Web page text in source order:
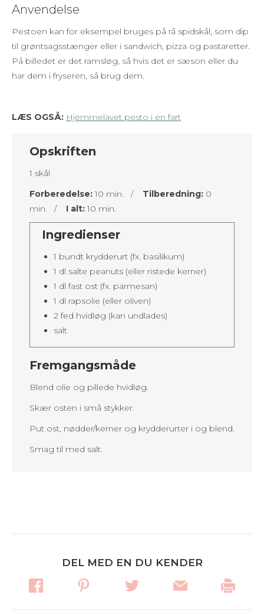
Anvendelse
Pestoen kan for eksempel bruges på rå spidskål, som dip
til grøntsagsstænger eller i sandwich, pizza og pastaretter.
På billedet er det ramsløg, så hvis det er sæson eller du
har dem i fryseren, så brug dem.
LÆS OGSÅ: Hjemmelavet pesto i en fart
Opskriften
1 skål
Forberedelse:10 min. / Tilberedning: 0
min. / I alt:10 min.
Ingredienser
1 bundt krydderurt (fx. basilikum)
1 dl salte peanuts (eller ristede kerner)
1 dl fast ost (fx. parmesan)
1 dl rapsolie (eller oliven)
2 fed hvidløg (kan undlades)
salt
Fremgangsmåde
Blend olie og pillede hvidløg.
Skær osten i små stykker.
Put ost, nødder/kerner og krydderurter i og blend.
Smag til med salt.
DEL MED EN DU KENDER